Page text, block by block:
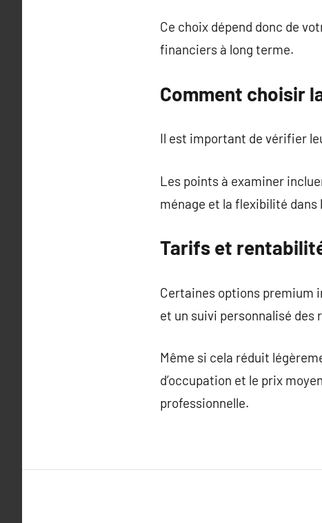
Ce choix dépend donc de
financiers à long terme.
Comment choisir
Il est important de vérifier
Les points à examiner
ménage et la flexibilité
Tarifs et
Certaines options premium
et un suivi personnalisé des
Même si cela réduit
d’occupation et le prix
professionnelle.